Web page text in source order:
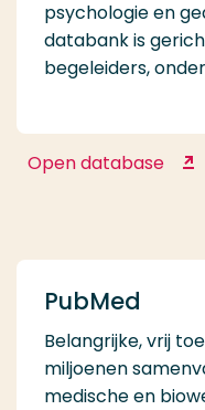
psychologie en
databank is
begeleiders,
Open database
PubMed
Belangrijke, vrij
miljoenen
medische en